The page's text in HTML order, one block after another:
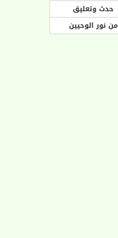
حدث وتعليق
من نور الوحيين